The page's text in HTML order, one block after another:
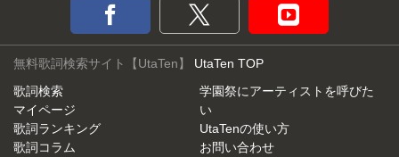
無料歌詞検索サイト【UtaTen】 UtaTen TOP
歌詞検索
マイページ
歌詞ランキング
歌詞コラム
学園祭にアーティストを呼びた
い
UtaTenの使い方
お問い合わせ